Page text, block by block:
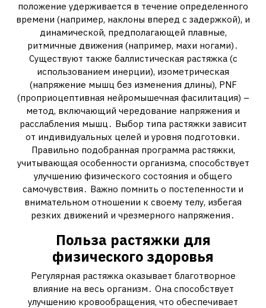
положение удерживается в течение определенного
времени (например, наклоны вперед с задержкой), и
динамической, предполагающей плавные,
ритмичные движения (например, махи ногами)․
Существуют также баллистическая растяжка (с
использованием инерции), изометрическая
(напряжение мышц без изменения длины), PNF
(проприоцептивная нейромышечная фасилитация) –
метод, включающий чередование напряжения и
расслабления мышц․ Выбор типа растяжки зависит
от индивидуальных целей и уровня подготовки․
Правильно подобранная программа растяжки,
учитывающая особенности организма, способствует
улучшению физического состояния и общего
самочувствия․ Важно помнить о постепенности и
внимательном отношении к своему телу, избегая
резких движений и чрезмерного напряжения․
Польза растяжки для
физического здоровья
Регулярная растяжка оказывает благотворное
влияние на весь организм․ Она способствует
улучшению кровообращения, что обеспечивает